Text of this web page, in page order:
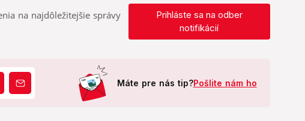
na najdôležitejšie správy
Prihláste sa na odber
notifikácií
Máte pre nás tip?Pošlite nám ho